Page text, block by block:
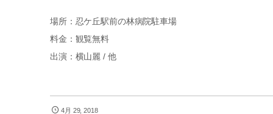
場所：忍ケ丘駅前の林病院駐車場
料金：観覧無料
出演：横山麗 / 他
4月 29, 2018